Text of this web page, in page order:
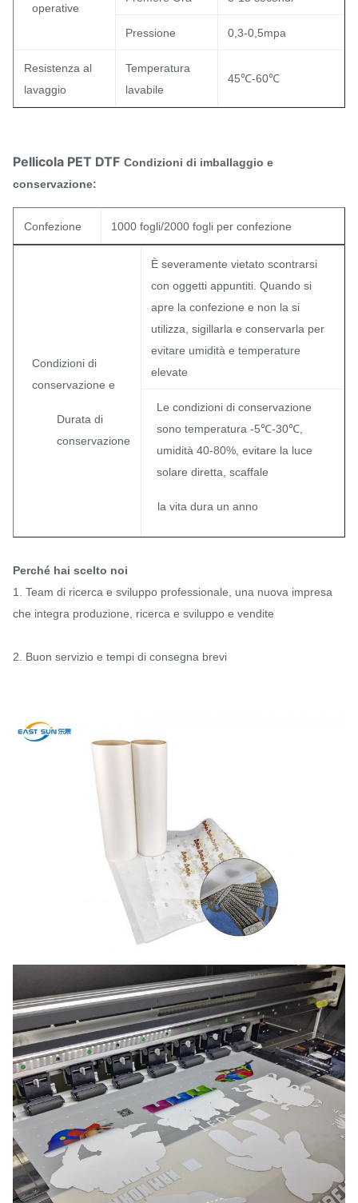
operative
Pressione 0,3-0,5mpa
Resistenza al
lavaggio
Temperatura
lavabile
45℃-60℃
Pellicola PET DTF Condizioni di imballaggio e
conservazione:
Confezione 1000 fogli/2000 fogli per confezione
Condizioni di
conservazione e
Durata di
conservazione
È severamente vietato scontrarsi
con oggetti appuntiti. Quando si
apre la confezione e non la si
utilizza, sigillarla e conservarla per
evitare umidità e temperature
elevate
Le condizioni di conservazione
sono temperatura -5℃-30℃,
umidità 40-80%, evitare la luce
solare diretta, scaffale
la vita dura un anno
Perché hai scelto noi
1. Team di ricerca e sviluppo professionale, una nuova impresa
che integra produzione, ricerca e sviluppo e vendite
2. Buon servizio e tempi di consegna brevi